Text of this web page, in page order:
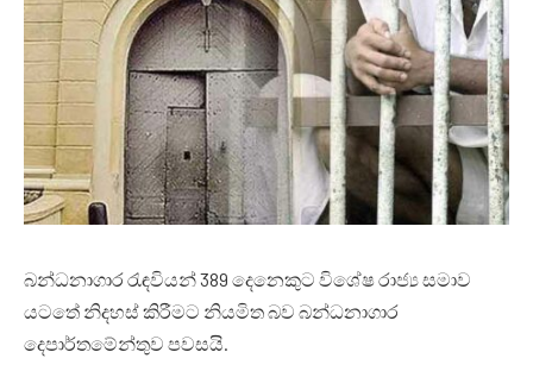
බන්ධනාගාර රැඳවියන් 389 දෙනෙකුට විශේෂ රාජ්‍ය සමාව
යටතේ නිදහස් කිරීමට නියමිත බව බන්ධනාගාර
දෙපාර්තමේන්තුව පවසයි.